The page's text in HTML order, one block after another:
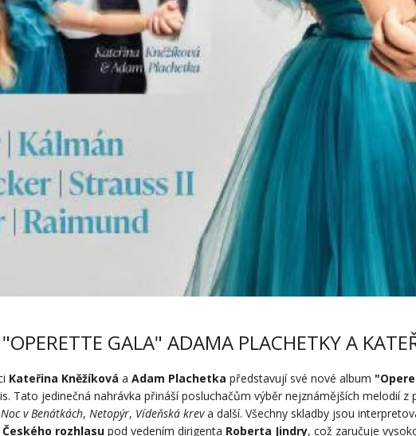
GALA" ADAMA PLACHETKY A
Kateřina Kněžíková a Adam Plachetka představují své nové album
Tato jedinečná nahrávka přináší posluchačům výběr nejznámějších melodií
Noc v Benátkách, Netopýr, Vídeňská kreva další. Všechny skladby jsou
rozhlasupod vedením dirigenta Roberta Jindry, což zaručuje